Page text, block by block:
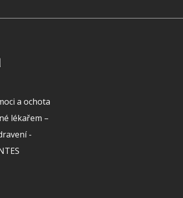
a ochota
lékařem –
-